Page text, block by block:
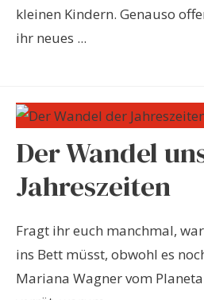
kleinen Kindern. Genauso
ihr neues ...
Der Wandel
Jahreszeiten
Fragt ihr euch manchmal,
ins Bett müsst, obwohl es
Mariana Wagner vom